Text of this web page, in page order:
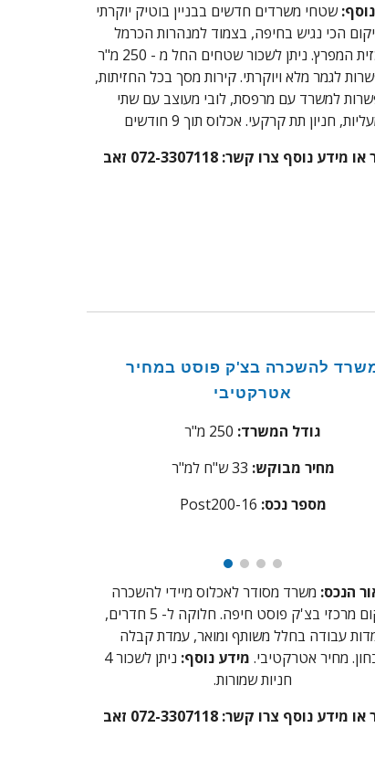
שטחי משרדים חדשים בבניין בוטיק יוקרתי
הכי נגיש בחיפה, בצמוד למנהרות הכרמל
המפרץ. ניתן לשכור שטחים החל מ -
250 מ"ר
לגמר מלא ויוקרתי.קירות מסך בכל החזיתות,
למשרד עם מרפסת, לובי מעוצב עם שתי
חניון תת קרקעי. אכלוס תוך 9 חודשים
מידע נוסף צרו קשר: 072-3307118 זאב
להשכרה בצ'ק פוסט במחיר
אטרקטיבי
גודל המשרד:
מחיר מבוקש: 33ש"ח למ"ר
Post200-16 :מספר נכס
הנכס: משרד מסודר לאכלוס מיידי להשכרה
מרכזי בצ'ק פוסט חיפה. חלוקה ל- 5 חדרים,
עבודה בחלל משותף ומואר, עמדת קבלה
מחיר אטרקטיבי. מידע נוסף:
ניתן לשכור 4
חניות שמורות.
מידע נוסף צרו קשר: 072-3307118 זאב